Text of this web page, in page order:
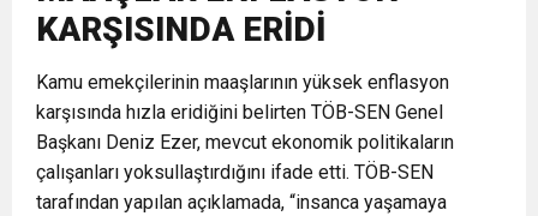
CUMHURİYET BAYRAMI MESAJI
17:36 KURUMLAR VERGİSİ ERTELENDİ
1:00 İTSO İŞ-KUR SGK TOPLANTI
DUYURUSU
21:40 CEYLANDERE’DE BAŞKAN EMRAH
KARŞISINDA ERİDİ
Kamu emekçilerinin maaşlarının yüksek enflasyon
karşısında hızla eridiğini belirten TÖB-SEN Genel
Başkanı Deniz Ezer, mevcut ekonomik politikaların
çalışanları yoksullaştırdığını ifade etti. TÖB-SEN
tarafından yapılan açıklamada, “insanca yaşamaya